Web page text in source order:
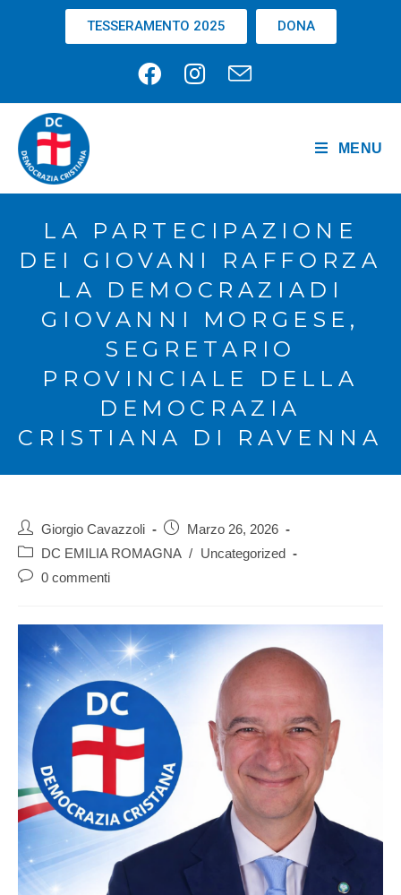
TESSERAMENTO 2025 DONA
MENU
LA PARTECIPAZIONE
DEI GIOVANI RAFFORZA
LA DEMOCRAZIADI
GIOVANNI MORGESE,
SEGRETARIO
PROVINCIALE DELLA
DEMOCRAZIA
CRISTIANA DI RAVENNA
Giorgio Cavazzoli
Marzo 26, 2026
DC EMILIA ROMAGNA /
Uncategorized
0 commenti